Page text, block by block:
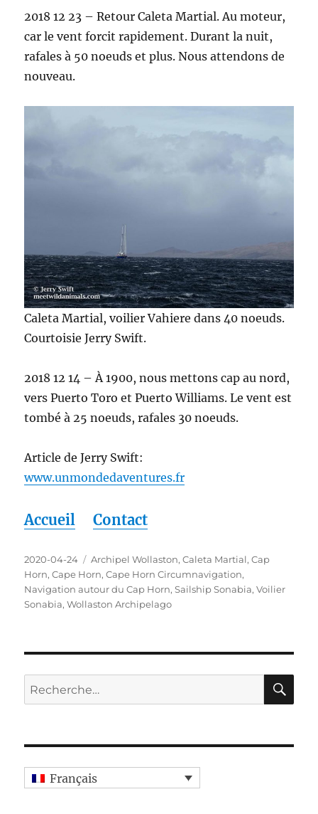
2018 12 23 – Retour Caleta Martial. Au moteur,
car le vent forcit rapidement. Durant la nuit,
rafales à 50 noeuds et plus. Nous attendons de
nouveau.
Caleta Martial, voilier Vahiere dans 40 noeuds.
Courtoisie Jerry Swift.
2018 12 14 – À 1900, nous mettons cap au nord,
vers Puerto Toro et Puerto Williams. Le vent est
tombé à 25 noeuds, rafales 30 noeuds.
Article de Jerry Swift:
www.unmondedaventures.fr
Accueil Contact
Publié
le
2020-04-24 Étiquettes
Archipel Wollaston,Caleta Martial,Cap
Horn,Cape Horn,Cape Horn Circumnavigation,
Navigation autour du Cap Horn,Sailship Sonabia,Voilier
Sonabia,Wollaston Archipelago
Recherche
pour :
Français